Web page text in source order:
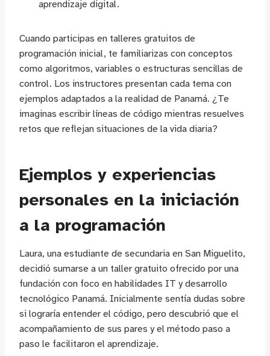
aprendizaje digital.
Cuando participas en talleres gratuitos de
programación inicial, te familiarizas con conceptos
como algoritmos, variables o estructuras sencillas de
control. Los instructores presentan cada tema con
ejemplos adaptados a la realidad de Panamá. ¿Te
imaginas escribir líneas de código mientras resuelves
retos que reflejan situaciones de la vida diaria?
Ejemplos y experiencias
personales en la iniciación
a la programación
Laura, una estudiante de secundaria en San Miguelito,
decidió sumarse a un taller gratuito ofrecido por una
fundación con foco en habilidades IT y desarrollo
tecnológico Panamá. Inicialmente sentía dudas sobre
si lograría entender el código, pero descubrió que el
acompañamiento de sus pares y el método paso a
paso le facilitaron el aprendizaje.